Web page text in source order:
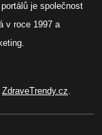
je společnost
v roce 1997 a
ZdraveTrendy.cz.